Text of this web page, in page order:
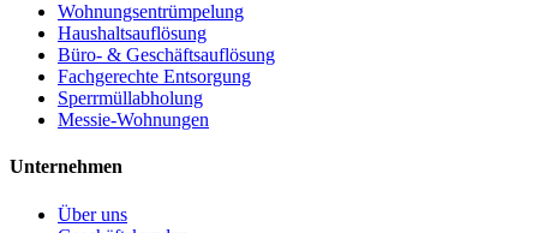
Wohnungsentrümpelung
Haushaltsauflösung
Büro- & Geschäftsauflösung
Fachgerechte Entsorgung
Sperrmüllabholung
Messie-Wohnungen
Unternehmen
Über uns